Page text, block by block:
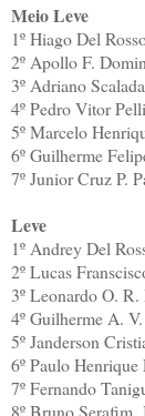
Meio Leve
1ºHiago Del
2º Apollo F.
3º Adriano
4ºPedro Vitor
5ºMarcelo
6ºGuilherme
7ºJunior Cruz P.
Leve
1º Andrey Del
2ºLucas
3ºLeonardo O. R.
4ºGuilherme A.
5ºJanderson
6ºPaulo Henrique
7ºFernando
8ºBruno Serafim